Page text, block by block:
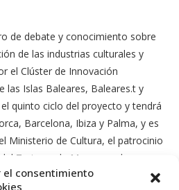
el consentimiento
de debate y conocimiento sobre
de las industrias culturales y
el Clúster de Innovación
las Islas Baleares, Baleares.t y
quinto ciclo del proyecto y tendrá
Barcelona, Ibiza y Palma, y es
Ministerio de Cultura, el patrocinio
Turismo de Menorca y la
Estudios Baleáricos, lo Centro Bit